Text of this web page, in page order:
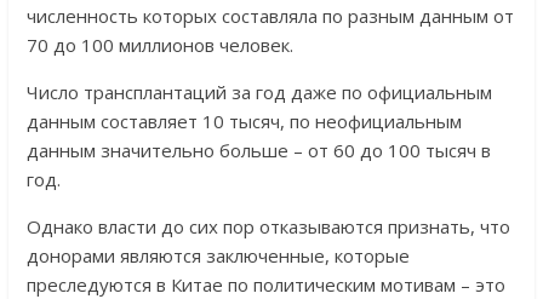
численность которых составляла по разным данным от
70 до 100 миллионов человек.
Число трансплантаций за год даже по официальным
данным составляет 10 тысяч, по неофициальным
данным значительно больше – от 60 до 100 тысяч в
год.
Однако власти до сих пор отказываются признать, что
донорами являются заключенные, которые
преследуются в Китае по политическим мотивам – это